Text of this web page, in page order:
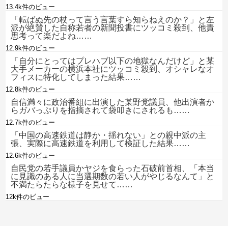
13.4k件のビュー
「転ばぬ先の杖って言う言葉すら知らねえのか？」と左
派が絶賛した自称若者の新聞投書にツッコミ殺到、他責
思考って楽だよね……
12.9k件のビュー
「自分にとってはプレハブ以下の地獄なんだけど」と某
大手メーカーの横浜本社にツッコミ殺到、オシャレなオ
フィスに特化してしまった結果……
12.8k件のビュー
自信満々に政治番組に出演した某野党議員、他出演者か
らガバっぷりを指摘されて袋叩きにされるも……
12.7k件のビュー
「中国の高速鉄道は静か・揺れない」との親中派の主
張、実際に高速鉄道を利用して検証した結果……
12.6k件のビュー
自民党の若手議員かヤジを食らった石破前首相、「本当
に見識のある人に当選期数の若い人がやじるなんて」と
不満たらたらな様子を見せて……
12k件のビュー